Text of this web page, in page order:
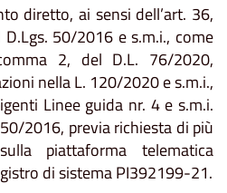
diretto, ai sensi dell’art. 36,
50/2016 e s.m.i., come
2, del D.L. 76/2020,
nella L. 120/2020 e s.m.i.,
Linee guida nr. 4 e s.m.i.
2016, previa richiesta di più
piattaforma telematica
di sistema PI392199-21.